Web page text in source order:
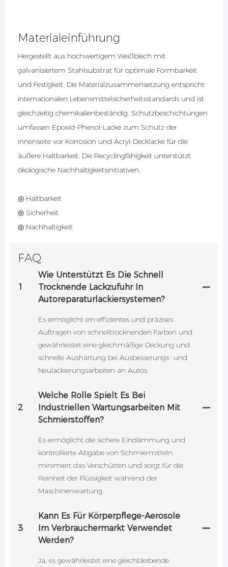
Materialeinführung
Hergestellt aus hochwertigem Weißblech mit
galvanisiertem Stahlsubstrat für optimale Formbarkeit
und Festigkeit. Die Materialzusammensetzung entspricht
internationalen Lebensmittelsicherheitsstandards und ist
gleichzeitig chemikalienbeständig. Schutzbeschichtungen
umfassen Epoxid-Phenol-Lacke zum Schutz der
Innenseite vor Korrosion und Acryl-Decklacke für die
äußere Haltbarkeit. Die Recyclingfähigkeit unterstützt
ökologische Nachhaltigkeitsinitiativen.
◎ Haltbarkeit
◎ Sicherheit
◎ Nachhaltigkeit
FAQ
1
Wie Unterstützt Es Die Schnell
Trocknende Lackzufuhr In
Autoreparaturlackiersystemen?
Es ermöglicht ein effizientes und präzises
Auftragen von schnelltrocknenden Farben und
gewährleistet eine gleichmäßige Deckung und
schnelle Aushärtung bei Ausbesserungs- und
Neulackierungsarbeiten an Autos.
2
Welche Rolle Spielt Es Bei
Industriellen Wartungsarbeiten Mit
Schmierstoffen?
Es ermöglicht die sichere Eindämmung und
kontrollierte Abgabe von Schmiermitteln,
minimiert das Verschütten und sorgt für die
Reinheit der Flüssigkeit während der
Maschinenwartung.
3
Kann Es Für Körperpflege-Aerosole
Im Verbrauchermarkt Verwendet
Werden?
Ja, es gewährleistet eine gleichbleibende